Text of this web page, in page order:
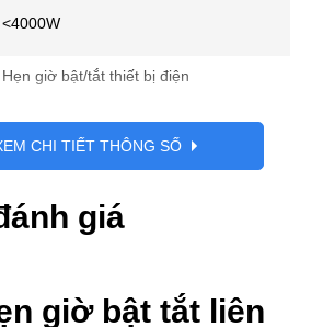
giá
giờ bật tắt liên
<4000W
Hẹn giờ bật/tắt thiết bị điện
CHI TIẾT THÔNG SỐ